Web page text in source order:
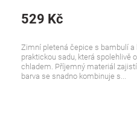
529 Kč
Zimní pletená čepice s bambulí a
praktickou sadu, která spolehlivě
chladem. Příjemný materiál
barva se snadno kombinuje s...